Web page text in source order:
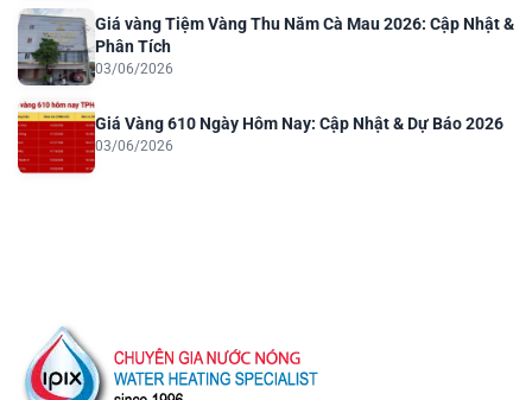
Giá vàng Tiệm Vàng Thu Năm Cà Mau 2026: Cập Nhật &
Phân Tích
03/06/2026
Giá Vàng 610 Ngày Hôm Nay: Cập Nhật & Dự Báo 2026
03/06/2026